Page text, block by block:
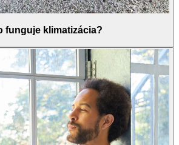
funguje klimatizácia?